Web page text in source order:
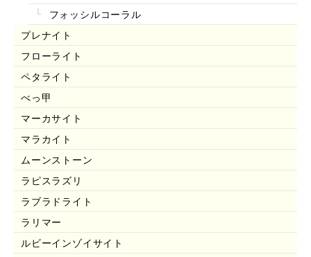
フォッシルコーラル
プレナイト
フローライト
ペタライト
べっ甲
マーカサイト
マラカイト
ムーンストーン
ラピスラズリ
ラブラドライト
ラリマー
ルビーインゾイサイト